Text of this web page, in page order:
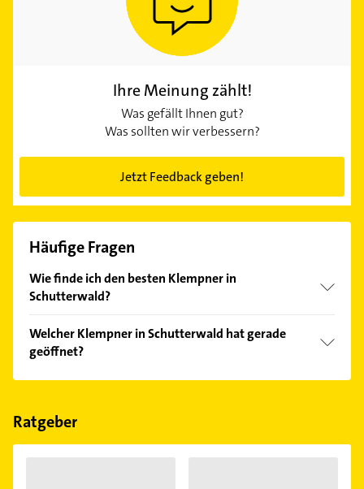
Ihre Meinung zählt!
Was gefällt Ihnen gut?
Was sollten wir verbessern?
Jetzt Feedback geben!
Häufige Fragen
Wie finde ich den besten Klempner in
Schutterwald?
Kundenmeinungen und profitieren Sie von den
Empfehlungen. Die Suchergebnisse können Sie sich
einfach nachBewertungensortiert anzeigen lassen.
Welcher Klempner in Schutterwald hat gerade
geöffnet?
Im Anbieter-Bereich finden Sie alleÖffnungszeiten.
Feiertagen abweichen können.
Ratgeber